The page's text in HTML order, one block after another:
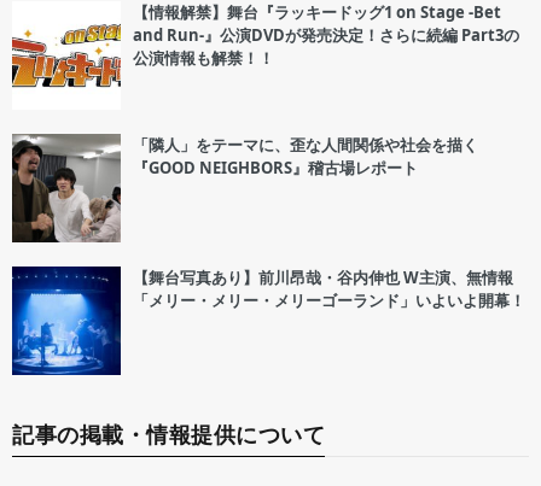
【情報解禁】舞台『ラッキードッグ1 on Stage -Bet
and Run-』公演DVDが発売決定！さらに続編 Part3の
公演情報も解禁！！
「隣人」をテーマに、歪な人間関係や社会を描く
『GOOD NEIGHBORS』稽古場レポート
【舞台写真あり】前川昂哉・谷内伸也 W主演、無情報
「メリー・メリー・メリーゴーランド」いよいよ開幕！
記事の掲載・情報提供について